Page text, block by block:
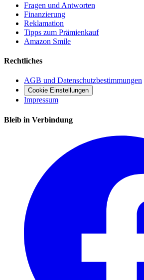
Fragen und Antworten
Finanzierung
Reklamation
Tipps zum Prämienkauf
Amazon Smile
Rechtliches
AGB und Datenschutzbestimmungen
Cookie Einstellungen
Impressum
Bleib in Verbindung